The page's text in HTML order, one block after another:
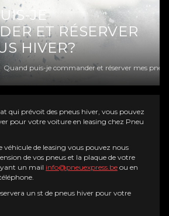
JE
ET RÉSERVER
HIVER?
Quand puis-je commander et réserver mes
qui prévoit des pneus hiver, vous pouvez
pour votre voiture en leasing chez Pneu
véhicule de leasing vous pouvez nous
de vos pneus et la plaque de votre
un mail info@pneuexpress.be ou en
un st de pneus hiver pour votre